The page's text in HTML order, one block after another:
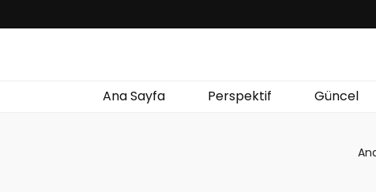
Ana Sayfa Perspektif Güncel